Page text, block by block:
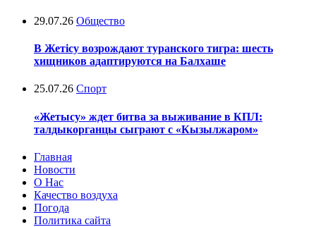
29.07.26 Общество
В Жетісу возрождают туранского тигра: шесть
хищников адаптируются на Балхаше
25.07.26 Спорт
«Жетысу» ждет битва за выживание в КПЛ:
талдыкорганцы сыграют с «Кызылжаром»
Главная
Новости
О Нас
Качество воздуха
Погода
Политика сайта